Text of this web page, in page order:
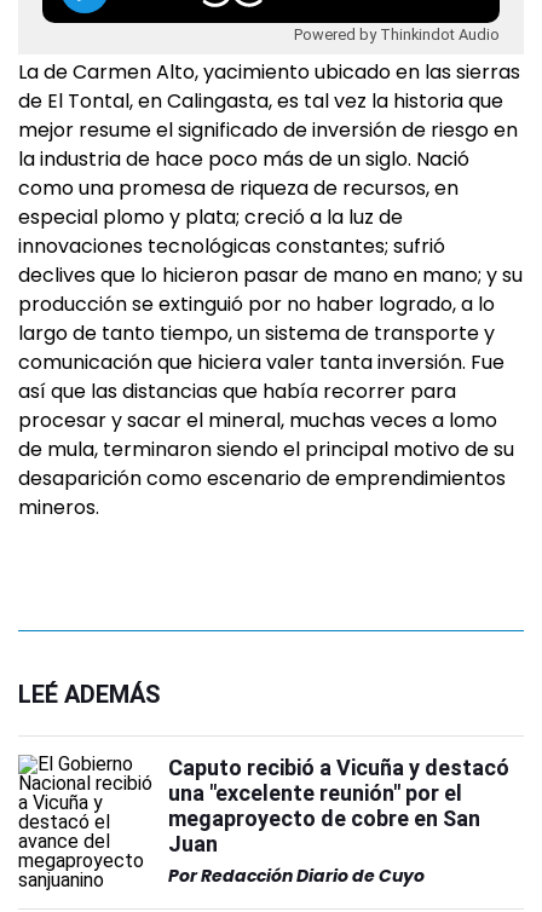
Powered by Thinkindot Audio
La de Carmen Alto, yacimiento ubicado en las sierras
de El Tontal, en Calingasta, es tal vez la historia que
mejor resume el significado de inversión de riesgo en
la industria de hace poco más de un siglo. Nació
como una promesa de riqueza de recursos, en
especial plomo y plata; creció a la luz de
innovaciones tecnológicas constantes; sufrió
declives que lo hicieron pasar de mano en mano; y su
producción se extinguió por no haber logrado, a lo
largo de tanto tiempo, un sistema de transporte y
comunicación que hiciera valer tanta inversión. Fue
así que las distancias que había recorrer para
procesar y sacar el mineral, muchas veces a lomo
de mula, terminaron siendo el principal motivo de su
desaparición como escenario de emprendimientos
mineros.
LEÉ ADEMÁS
Caputo recibió a Vicuña y destacó
una "excelente reunión" por el
megaproyecto de cobre en San
Juan
PorRedacción Diario de Cuyo